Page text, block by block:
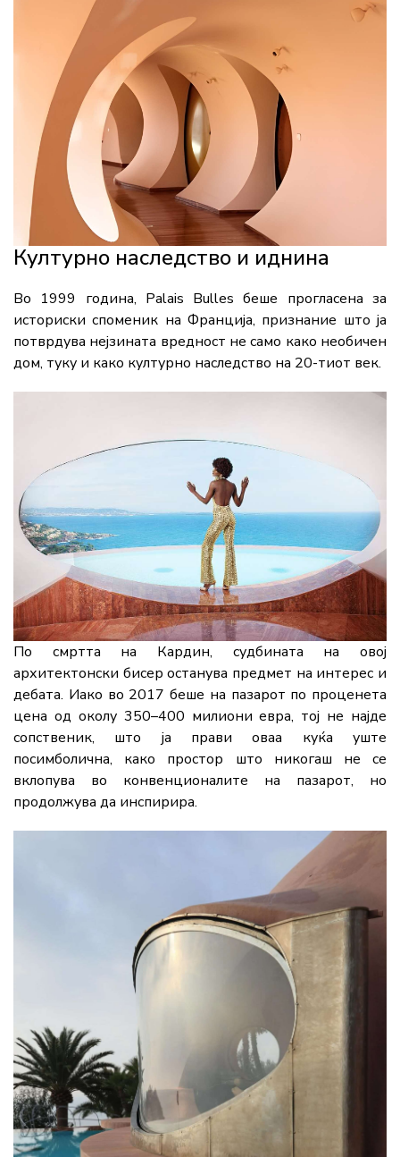
Културно наследство и иднина
Во 1999 година, Palais Bulles беше прогласена за
историски споменик на Франција, признание што ја
потврдува нејзината вредност не само како необичен
дом, туку и како културно наследство на 20-тиот век.
По смртта на Кардин, судбината на овој
архитектонски бисер останува предмет на интерес и
дебата. Иако во 2017 беше на пазарот по проценета
цена од околу 350–400 милиони евра, тој не најде
сопственик, што ја прави оваа куќа уште
посимболична, како простор што никогаш не се
вклопува во конвенционалите на пазарот, но
продолжува да инспирира.